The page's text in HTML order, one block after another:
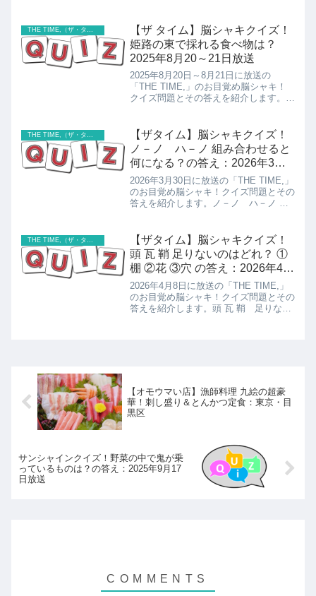
シピの紹介です！
THE TIME,（ザ・タイム）
【ザ タイム】脳シャキクイズ！
姫路の東で採れる食べ物は？
2025年8月20～21日放送
2025年8月20日～8月21日に放送の
「THE TIME,」のお目覚め脳シャキ！
クイズ問題とその答えを紹介します。姫
THE TIME,（ザ・タイム）
【ザタイム】脳シャキクイズ！
ノ－ノ ハ－ノ 組み合わせると
何になる？の答え：2026年3月
30日放送
2026年3月30日に放送の「THE TIME,」
のお目覚め脳シャキ！クイズ問題とその
答えを紹介します。ノ－ノ ハ－ノ 組
THE TIME,（ザ・タイム）
【ザタイム】脳シャキクイズ！
頭 瓦 鞘 足りないのはどれ？ ①
棚 ②花 ③穴 の答え：2026年4月
8日放送
2026年4月8日に放送の「THE TIME,」
のお目覚め脳シャキ！クイズ問題とその
答えを紹介します。頭 瓦 鞘 足りない
【オモウマい店】漁師料理 九絵の超豪
華！刺し盛り＆とんかつ定食：東京・目
黒区
サンシャインクイズ！野菜の中で鬼が乗
っているものは？の答え：2025年9月17
日放送